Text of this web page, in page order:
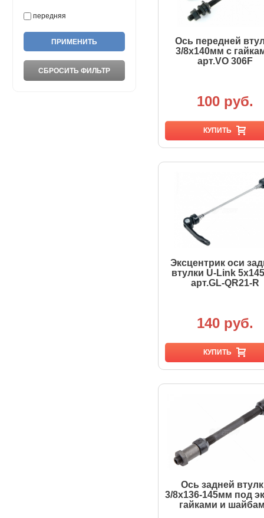
передняя
Ось передней
3/8х140мм с
арт.VO 306F
100 руб.
КУПИТЬ
Эксцентрик оси
втулки U-Link
арт.GL-QR21-R
140 руб.
КУПИТЬ
Ось задней
3/8х136-145мм под
гайками и